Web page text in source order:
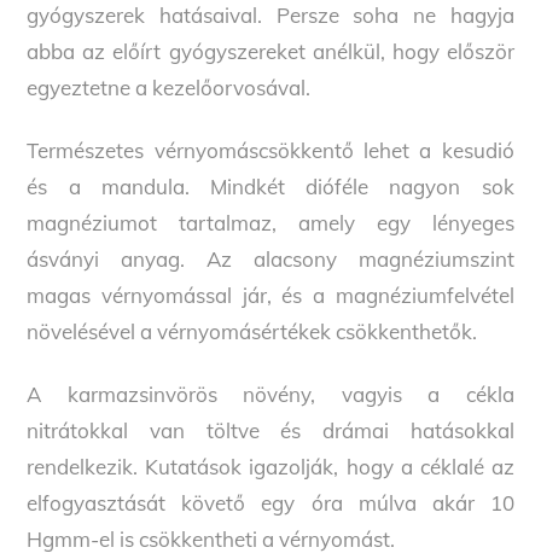
gyógyszerek hatásaival. Persze soha ne hagyja
abba az előírt gyógyszereket anélkül, hogy először
egyeztetne a kezelőorvosával.
Természetes vérnyomáscsökkentő lehet a kesudió
és a mandula. Mindkét dióféle nagyon sok
magnéziumot tartalmaz, amely egy lényeges
ásványi anyag. Az alacsony magnéziumszint
magas vérnyomással jár, és a magnéziumfelvétel
növelésével a vérnyomásértékek csökkenthetők.
A karmazsinvörös növény, vagyis a cékla
nitrátokkal van töltve és drámai hatásokkal
rendelkezik. Kutatások igazolják, hogy a céklalé az
elfogyasztását követő egy óra múlva akár 10
Hgmm-el is csökkentheti a vérnyomást.